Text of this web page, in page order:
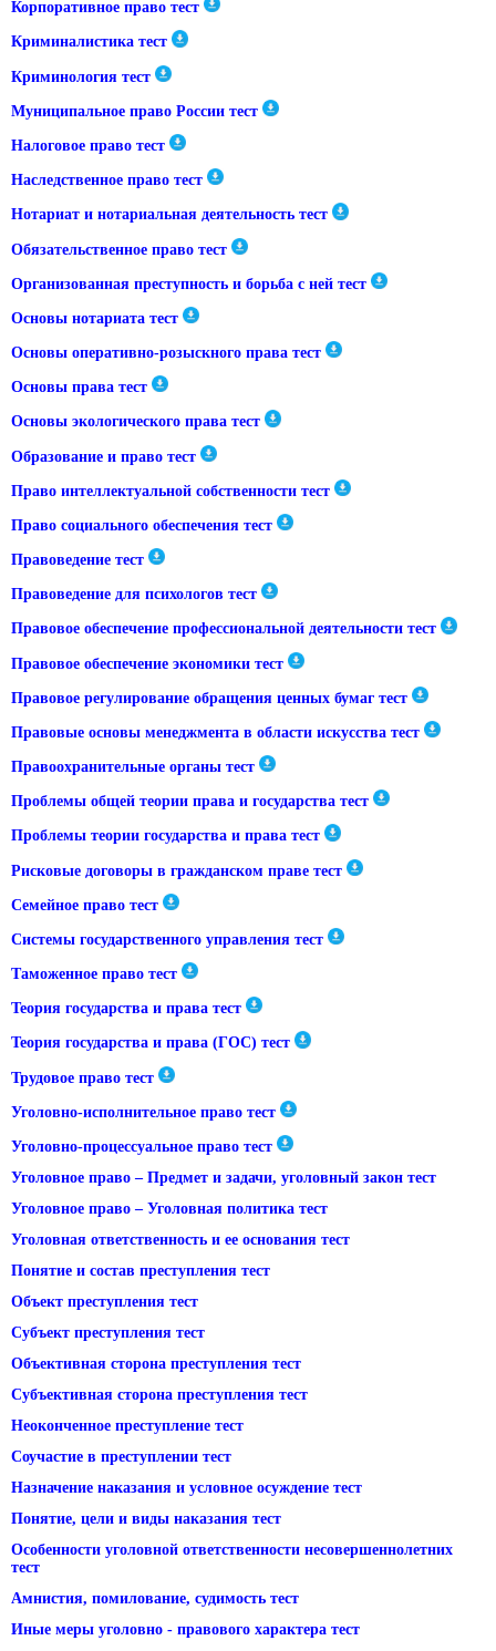
Корпоративное право тест
Криминалистика тест
Криминология тест
Муниципальное право России тест
Налоговое право тест
Наследственное право тест
Нотариат и нотариальная деятельность тест
Обязательственное право тест
Организованная преступность и борьба с ней тест
Основы нотариата тест
Основы оперативно-розыскного права тест
Основы права тест
Основы экологического права тест
Образование и право тест
Право интеллектуальной собственности тест
Право социального обеспечения тест
Правоведение тест
Правоведение для психологов тест
Правовое обеспечение профессиональной деятельности тест
Правовое обеспечение экономики тест
Правовое регулирование обращения ценных бумаг тест
Правовые основы менеджмента в области искусства тест
Правоохранительные органы тест
Проблемы общей теории права и государства тест
Проблемы теории государства и права тест
Рисковые договоры в гражданском праве тест
Семейное право тест
Системы государственного управления тест
Таможенное право тест
Теория государства и права тест
Теория государства и права (ГОС) тест
Трудовое право тест
Уголовно-исполнительное право тест
Уголовно-процессуальное право тест
Уголовное право – Предмет и задачи, уголовный закон тест
Уголовное право – Уголовная политика тест
Уголовная ответственность и ее основания тест
Понятие и состав преступления тест
Объект преступления тест
Субъект преступления тест
Объективная сторона преступления тест
Субъективная сторона преступления тест
Неоконченное преступление тест
Соучастие в преступлении тест
Назначение наказания и условное осуждение тест
Понятие, цели и виды наказания тест
Особенности уголовной ответственности несовершеннолетних
тест
Амнистия, помилование, судимость тест
Иные меры уголовно - правового характера тест